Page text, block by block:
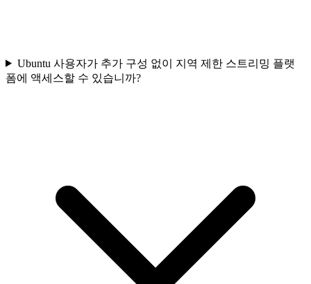
Ubuntu 사용자가 추가 구성 없이 지역 제한 스트리밍 플랫
폼에 액세스할 수 있습니까?